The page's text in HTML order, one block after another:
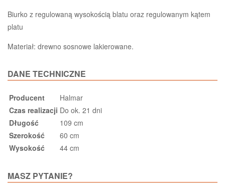
Biurko z regulowaną wysokością blatu oraz regulowanym kątem
platu
Materiał: drewno sosnowe lakierowane.
DANE TECHNICZNE
Producent
Halmar
Czas realizacji Do ok. 21 dni
Długość
109 cm
Szerokość
60 cm
Wysokość
44 cm
MASZ PYTANIE?